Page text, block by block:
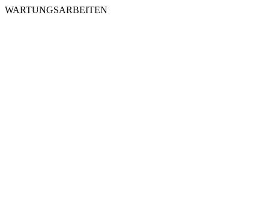
WARTUNGSARBEITEN